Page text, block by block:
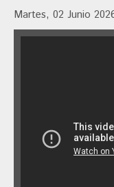
Martes, 02 Junio